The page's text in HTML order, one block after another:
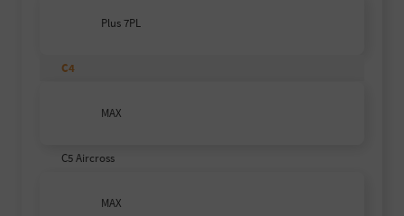
Plus 7PL
C4
MAX
C5 Aircross
MAX